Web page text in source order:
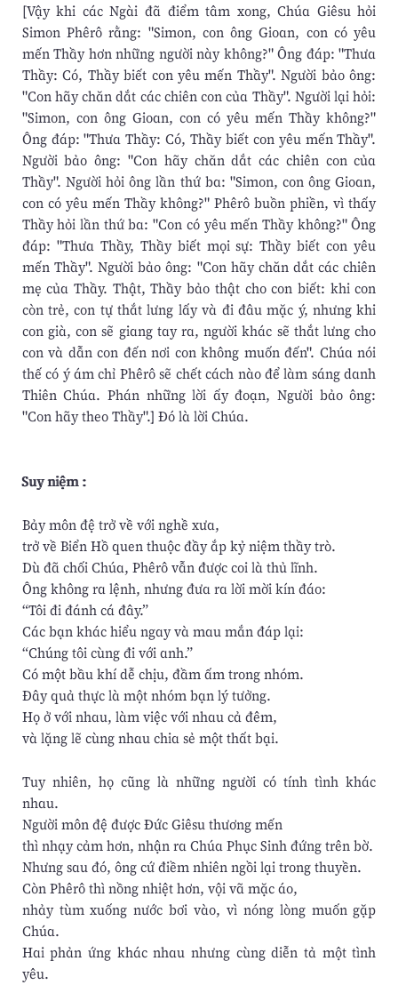
[Vậy khi các Ngài đã điểm tâm xong, Chúa Giêsu hỏi
Simon Phêrô rằng: "Simon, con ông Gioan, con có yêu
mến Thầy hơn những người này không?" Ông đáp: "Thưa
Thầy: Có, Thầy biết con yêu mến Thầy". Người bảo ông:
"Con hãy chăn dắt các chiên con của Thầy". Người lại hỏi:
"Simon, con ông Gioan, con có yêu mến Thầy không?"
Ông đáp: "Thưa Thầy: Có, Thầy biết con yêu mến Thầy".
Người bảo ông: "Con hãy chăn dắt các chiên con của
Thầy". Người hỏi ông lần thứ ba: "Simon, con ông Gioan,
con có yêu mến Thầy không?" Phêrô buồn phiền, vì thấy
Thầy hỏi lần thứ ba: "Con có yêu mến Thầy không?" Ông
đáp: "Thưa Thầy, Thầy biết mọi sự: Thầy biết con yêu
mến Thầy". Người bảo ông: "Con hãy chăn dắt các chiên
mẹ của Thầy. Thật, Thầy bảo thật cho con biết: khi con
còn trẻ, con tự thắt lưng lấy và đi đâu mặc ý, nhưng khi
con già, con sẽ giang tay ra, người khác sẽ thắt lưng cho
con và dẫn con đến nơi con không muốn đến". Chúa nói
thế có ý ám chỉ Phêrô sẽ chết cách nào để làm sáng danh
Thiên Chúa. Phán những lời ấy đoạn, Người bảo ông:
"Con hãy theo Thầy".] Ðó là lời Chúa.
Suy niệm :
Bảy môn đệ trở về với nghề xưa,
trở về Biển Hồ quen thuộc đầy ắp kỷ niệm thầy trò.
Dù đã chối Chúa, Phêrô vẫn được coi là thủ lĩnh.
Ông không ra lệnh, nhưng đưa ra lời mời kín đáo:
“Tôi đi đánh cá đây.”
Các bạn khác hiểu ngay và mau mắn đáp lại:
“Chúng tôi cùng đi với anh.”
Có một bầu khí dễ chịu, đầm ấm trong nhóm.
Ðây quả thực là một nhóm bạn lý tưởng.
Họ ở với nhau, làm việc với nhau cả đêm,
và lặng lẽ cùng nhau chia sẻ một thất bại.
Tuy nhiên, họ cũng là những người có tính tình khác
nhau.
Người môn đệ được Ðức Giêsu thương mến
thì nhạy cảm hơn, nhận ra Chúa Phục Sinh đứng trên bờ.
Nhưng sau đó, ông cứ điềm nhiên ngồi lại trong thuyền.
Còn Phêrô thì nồng nhiệt hơn, vội vã mặc áo,
nhảy tùm xuống nước bơi vào, vì nóng lòng muốn gặp
Chúa.
Hai phản ứng khác nhau nhưng cùng diễn tả một tình
yêu.